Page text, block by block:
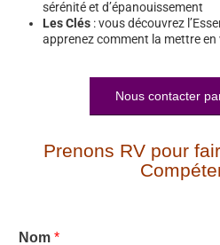
sérénité et d’épanouissement
Les Clés : vous découvrez
apprenez comment la mettre en
Nous contacter
Prenons RV pour
Nom *